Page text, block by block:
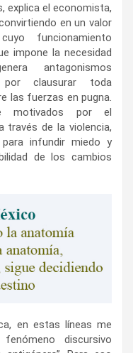
explica el economista,
en un valor
funcionamiento
impone la necesidad
antagonismos
por clausurar toda
las fuerzas en pugna.
motivados por el
través de la violencia,
infundir miedo y
de los cambios
en estas líneas me
discursivo